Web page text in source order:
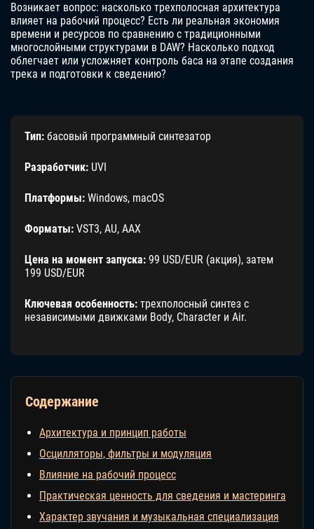
Возникает вопрос: насколько трехполосная архитектура
влияет на рабочий процесс? Есть ли реальная экономия
времени и ресурсов по сравнению с традиционными
многослойными структурами в DAW? Насколько подход
облегчает или усложняет контроль баса на этапе создания
трека и подготовки к сведению?
Тип: басовый программный синтезатор
Разработчик: UVI
Платформы: Windows, macOS
Форматы: VST3, AU, AAX
Цена на момент запуска: 99 USD/EUR (акция), затем
199 USD/EUR
Ключевая особенность: трехполосный синтез с
независимыми движками Body, Character и Air.
Содержание
Архитектура и принцип работы
Осцилляторы, фильтры и модуляция
Влияние на рабочий процесс
Практическая ценность для сведения и мастеринга
Характер звучания и музыкальная специализация